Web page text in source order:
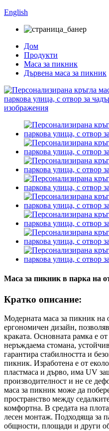
English
Дом
Продукти
Маса за пикник
Дървена маса за пикник
Маса за пикник в парка на
Кратко описание:
Модерната маса за пикник на
ергономичен дизайн,
краката. Основната рамка е
неръждаема стомана,
гарантира стабилността и
пикник. Изработена е от
пластмаса и дърво, има UV
производителност и не се
маса за пикник може да
пространство между
комфортна. В средата на
лесен монтаж. Подходяща за
общности, площади и други